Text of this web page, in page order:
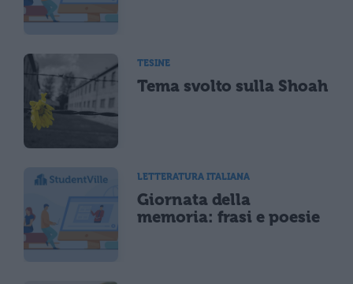
TESINE
Tema svolto sulla Shoah
LETTERATURA ITALIANA
Giornata della
memoria: frasi e poesie